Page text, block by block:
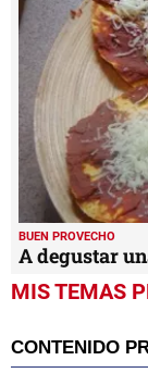
BUEN PROVECHO
A degustar
MIS TEMAS